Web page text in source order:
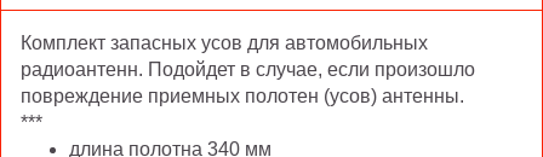
Комплект запасных усов для автомобильных
радиоантенн. Подойдет в случае, если произошло
повреждение приемных полотен (усов) антенны.
***
длина полотна 340 мм